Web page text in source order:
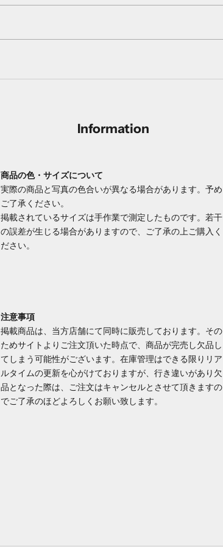
Information
商品の色・サイズについて
実際の商品と写真の色合いが異なる場合があります。予め
ご了承ください。
掲載されているサイズは手作業で測定したものです。若干
の誤差が生じる場合がありますので、ご了承の上ご購入く
ださい。
注意事項
掲載商品は、当方店舗にて同時に販売しております。その
ためサイトよりご注文頂いた時点で、商品が完売し欠品し
てしまう可能性がございます。在庫管理はできる限りリア
ルタイムの更新を心がけておりますが、行き違いがあり欠
品となった際は、ご注文はキャンセルとさせて頂きますの
でご了承のほどよろしくお願い致します。